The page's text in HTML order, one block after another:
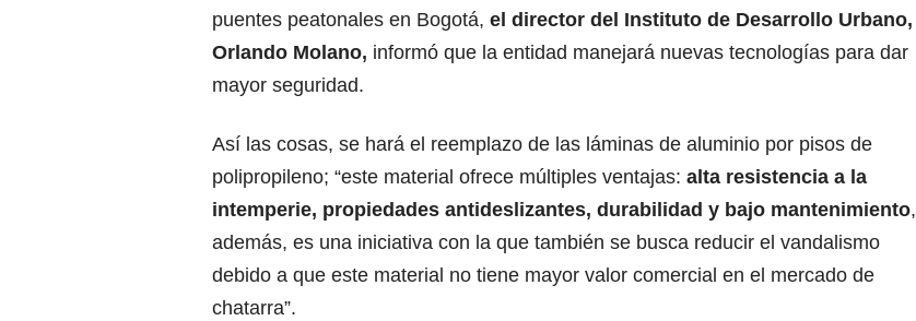
puentes peatonales en Bogotá, el director del Instituto de Desarrollo Urbano,
Orlando Molano, informó que la entidad manejará nuevas tecnologías para dar
mayor seguridad.
Así las cosas, se hará el reemplazo de las láminas de aluminio por pisos de
polipropileno; “este material ofrece múltiples ventajas: alta resistencia a la
intemperie, propiedades antideslizantes, durabilidad y bajo mantenimiento,
además, es una iniciativa con la que también se busca reducir el vandalismo
debido a que este material no tiene mayor valor comercial en el mercado de
chatarra”.